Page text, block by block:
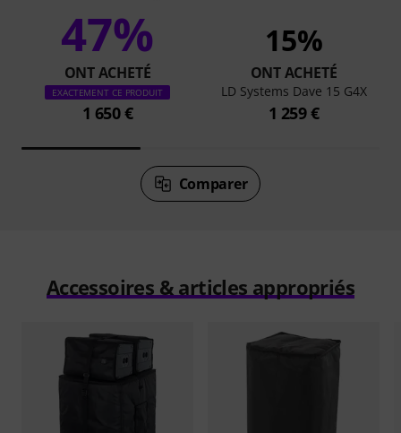
47%
ONT ACHETÉ
EXACTEMENT CE PRODUIT
1 650 €
15%
ONT ACHETÉ
LD Systems Dave 15 G4X
1 259 €
Comparer
Accessoires & articles appropriés